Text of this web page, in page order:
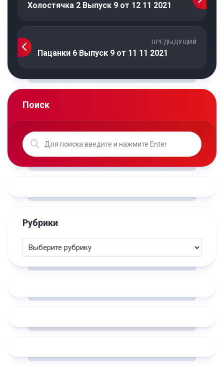
Холостячка 2 Выпуск 9 от 12 11 2021
ПРЕДЫДУЩИЙ
Пацанки 6 Выпуск 9 от 11 11 2021
Поиск
Рубрики